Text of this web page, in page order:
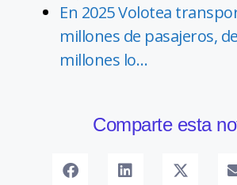
En 2025 Volotea
millones de pasajeros,
millones lo…
Comparte esta